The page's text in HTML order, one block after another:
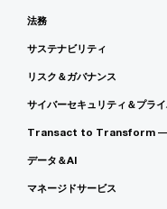
法務
サステナビリティ
リスク＆ガバナンス
サイバーセキュリティ＆プラ
Transact to Transform
データ＆AI
マネージドサービス